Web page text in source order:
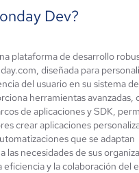
Dev?
plataforma de desarrollo
diseñada para
del usuario en su sistema
herramientas avanzadas,
de aplicaciones y SDK,
crear aplicaciones
que se adaptan
las necesidades de sus
eficiencia y la colaboración del